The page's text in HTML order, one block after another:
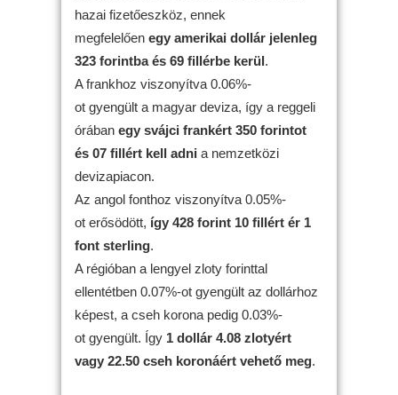
hazai fizetőeszköz, ennek
megfelelően egy amerikai dollár jelenleg
323 forintba és 69 fillérbe kerül.
A frankhoz viszonyítva 0.06%-
ot gyengült a magyar deviza, így a reggeli
órában egy svájci frankért 350 forintot
és 07 fillért kell adni a nemzetközi
devizapiacon.
Az angol fonthoz viszonyítva 0.05%-
ot erősödött, így 428 forint 10 fillért ér 1
font sterling.
A régióban a lengyel zloty forinttal
ellentétben 0.07%-ot gyengült az dollárhoz
képest, a cseh korona pedig 0.03%-
ot gyengült. Így 1 dollár 4.08 zlotyért
vagy 22.50 cseh koronáért vehető meg.